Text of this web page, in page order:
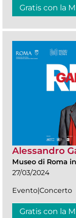
Gratis con la
Alessandro
Museo di Roma
27/03/2024
Evento|Concerto
Gratis con la